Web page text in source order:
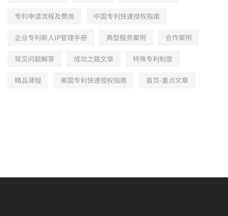
专利申请流程及费用 中国专利快速授权指南
企业专利新人IP管理手册 典型服务案例 合作案例
常见问题解答 成功之路文章 特殊专利制度
精品课程 美国专利快速授权指南 首页-重点文章